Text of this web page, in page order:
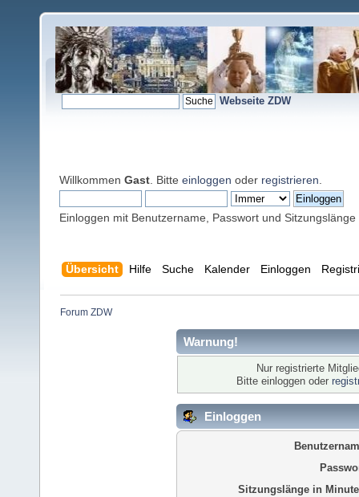
Webseite ZDW
Willkommen Gast . Bitte einloggen oder registrieren
Einloggen mit Benutzername, Passwort und Sitzungslänge
Übersicht Hilfe Suche Kalender Einloggen
Forum ZDW
Warnung!
Nur registrierte
Bitte einloggen oder
Einloggen
Sitzungslänge in